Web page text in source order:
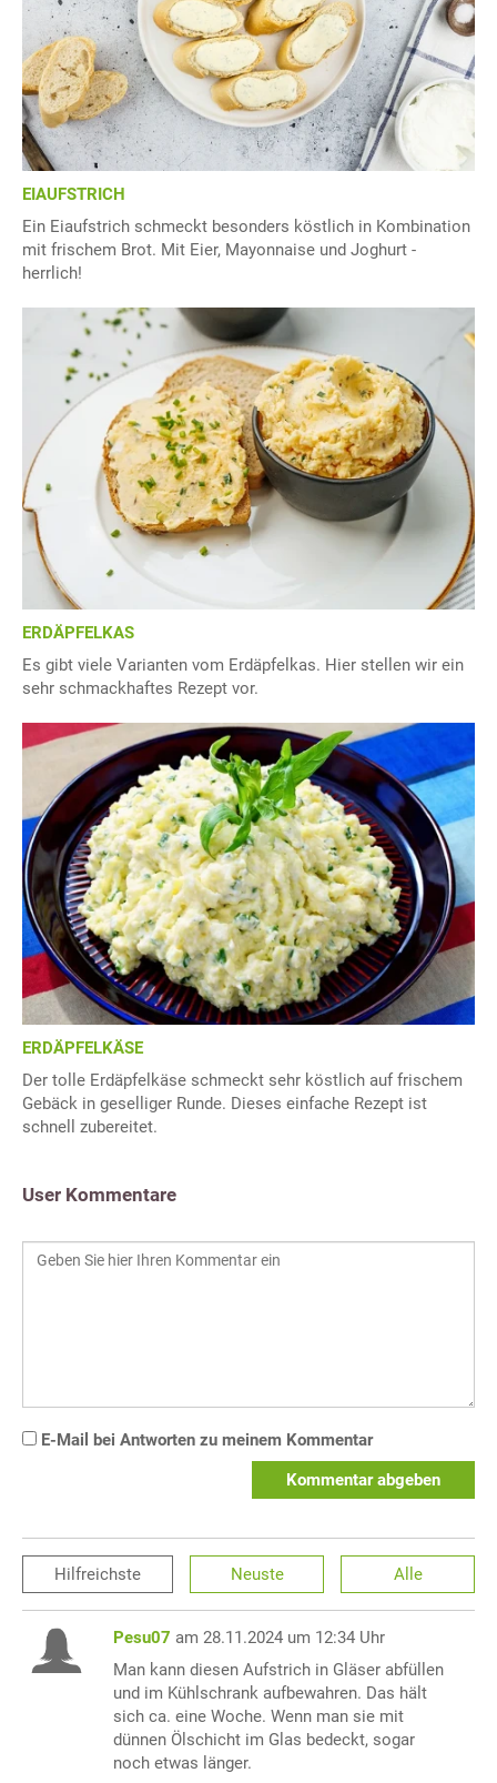
EIAUFSTRICH
Ein Eiaufstrich schmeckt besonders köstlich in Kombination
mit frischem Brot. Mit Eier, Mayonnaise und Joghurt -
herrlich!
ERDÄPFELKAS
Es gibt viele Varianten vom Erdäpfelkas. Hier stellen wir ein
sehr schmackhaftes Rezept vor.
ERDÄPFELKÄSE
Der tolle Erdäpfelkäse schmeckt sehr köstlich auf frischem
Gebäck in geselliger Runde. Dieses einfache Rezept ist
schnell zubereitet.
User Kommentare
E-Mail bei Antworten zu meinem Kommentar
Kommentar abgeben
Hilfreichste Neuste Alle
Pesu07 am 28.11.2024 um 12:34 Uhr
Man kann diesen Aufstrich in Gläser abfüllen
und im Kühlschrank aufbewahren. Das hält
sich ca. eine Woche. Wenn man sie mit
dünnen Ölschicht im Glas bedeckt, sogar
noch etwas länger.